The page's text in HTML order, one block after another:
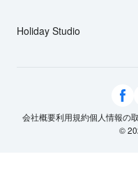
Holiday Studio
会社概要利用規約個人情報の
©